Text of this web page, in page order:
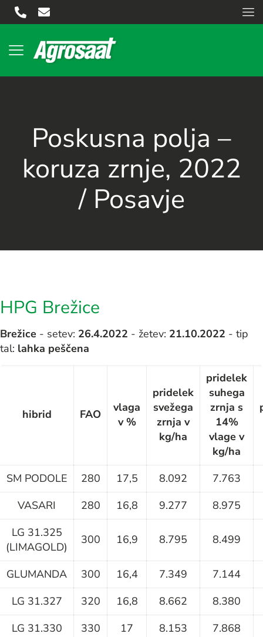
Poskusna polja –
koruza zrnje, 2022
/ Posavje
HPG Brežice
Brežice - setev: 26.4.2022 - žetev: 21.10.2022 - tip
tal: lahka peščena
hibrid FAO
vlaga
v %
pridelek
svežega
zrnja v
kg/ha
pridelek
suhega
zrnja s
14%
vlage v
kg/ha
SM PODOLE 280 17,5 8.092
7.763
VASARI
280 16,8 9.277
8.975
LG 31.325
(LIMAGOLD)
300 16,9 8.795 8.499
GLUMANDA 300 16,4 7.349
7.144
LG 31.327
320 16,8 8.662
8.380
LG 31.330
330 17 8.153
7.868